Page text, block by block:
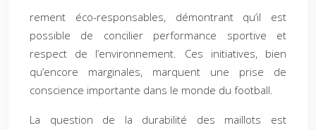
rement éco-responsables, démontrant qu’il est
possible de concilier performance sportive et
respect de l’environnement. Ces initiatives, bien
qu’encore marginales, marquent une prise de
conscience importante dans le monde du football.
La question de la durabilité des maillots est